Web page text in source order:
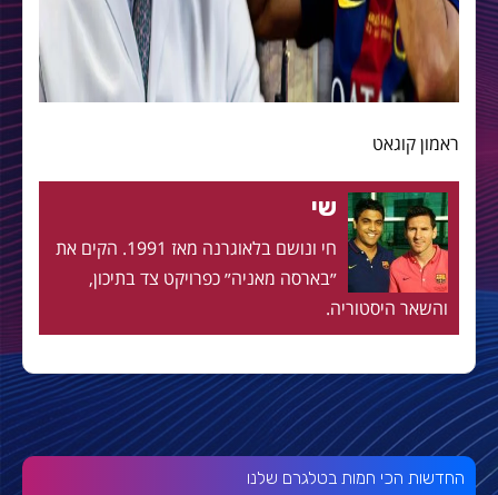
ראמון קוגאט
שי
חי ונושם בלאוגרנה מאז 1991. הקים את
״בארסה מאניה״ כפרויקט צד בתיכון,
והשאר היסטוריה.
החדשות הכי חמות בטלגרם שלנו